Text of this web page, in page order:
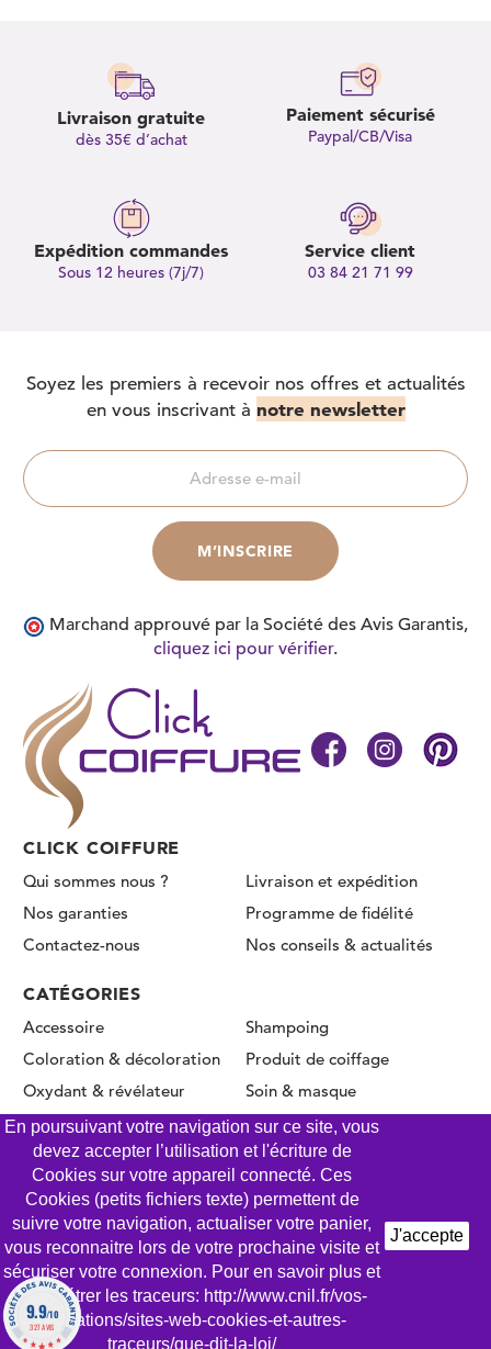
AJOUTER AU PANIER
Livraison gratuite
dès 35€ d’achat
Paiement sécurisé
Paypal/CB/Visa
Expédition commandes
Sous 12 heures (7j/7)
Service client
03 84 21 71 99
CLICK COIFFURE
Qui sommes nous ?
Livraison et expédition
Nos garanties
Programme de fidélité
Contactez-nous
Nos conseils & actualités
CATÉGORIES
Accessoire
Coloration & décoloration
Oxydant & révélateur
Permanente & Lissage
Shampoing
Produit de coiffage
Soin & masque
Soyez les premiers à recevoir nos offres et actualités
en vous inscrivant à notre newsletter
Marchand approuvé par la Société des Avis Garantis,
cliquez ici pour vérifier.
En poursuivant votre navigation sur ce site, vous
devez accepter l’utilisation et l'écriture de
Cookies sur votre appareil connecté. Ces
Cookies (petits fichiers texte) permettent de
suivre votre navigation, actualiser votre panier,
vous reconnaitre lors de votre prochaine visite et
sécuriser votre connexion. Pour en savoir plus et
paramétrer les traceurs: http://www.cnil.fr/vos-
obligations/sites-web-cookies-et-autres-
traceurs/que-dit-la-loi/
J'accepte
© CLICK COIFFURE 2026 - Tous droits réservés
Mentions légales
Conditions Générales de Vente
Gestion des Cookies
Politique de confidentialité
9.9/10
327 AVIS